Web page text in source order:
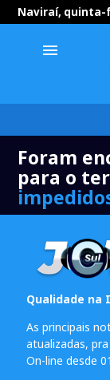
Naviraí, quinta-
menu
Foram
para o
Qualidade na
As principais
atualizadas,
On-line desde